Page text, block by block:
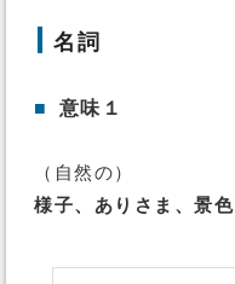
名詞
■ 意味１
（自然の）
様子、ありさま、景色